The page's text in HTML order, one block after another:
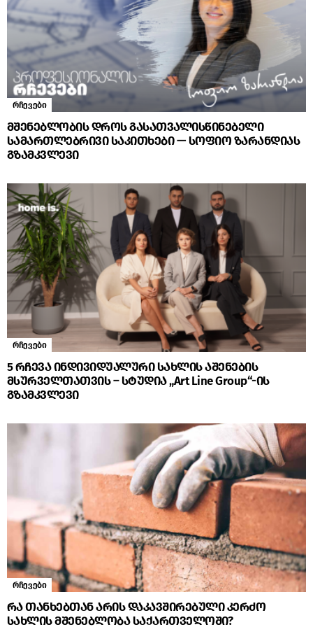
რჩევები
მშენებლობის დროს გასათვალისწინებელი
სამართლებრივი საკითხები — სოფიო ზარანდიას
გზამკვლევი
რჩევები
5 რჩევა ინდივიდუალური სახლის აშენების
მსურველთათვის – სტუდია „Art Line Group“-ის
გზამკვლევი
რჩევები
რა თანხებთან არის დაკავშირებული კერძო
სახლის მშენებლობა საქართველოში?